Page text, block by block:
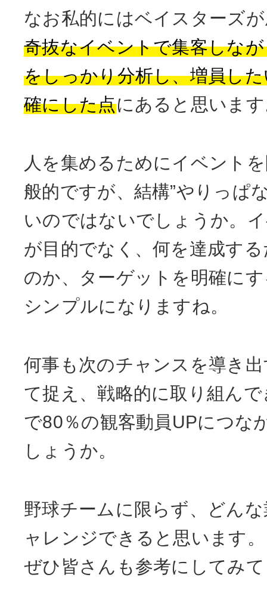
なお私的にはベイスターズ
奇抜なイベントで集客しな
をしっかり分析し、増員し
確にした点にあると思いま
人を集めるためにイベント
般的ですが、結構”やりっぱ
いのではないでしょうか。
が目的でなく、何を達成す
のか、ターゲットを明確に
シンプルになりますね。
何事も次のチャンスを導き
て捉え、戦略的に取り組ん
で80％の観客動員UPにつな
しょうか。
野球チームに限らず、どん
ャレンジできると思います。
ぜひ皆さんも参考にしてみ